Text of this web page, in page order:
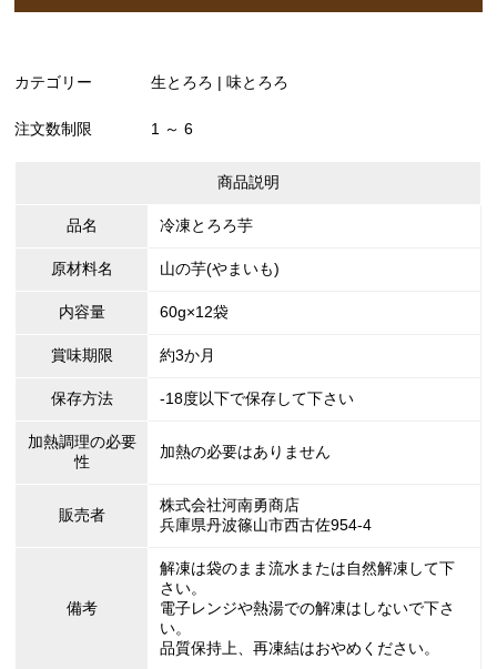
カテゴリー 生とろろ | 味とろろ
注文数制限 1 ～ 6
商品説明
品名 冷凍とろろ芋
原材料名 山の芋(やまいも)
内容量 60g×12袋
賞味期限 約3か月
保存方法 -18度以下で保存して下さい
加熱調理の必要
性
加熱の必要はありません
販売者
株式会社河南勇商店
兵庫県丹波篠山市西古佐954-4
備考
解凍は袋のまま流水または自然解凍して下
さい。
電子レンジや熱湯での解凍はしないで下さ
い。
品質保持上、再凍結はおやめください。